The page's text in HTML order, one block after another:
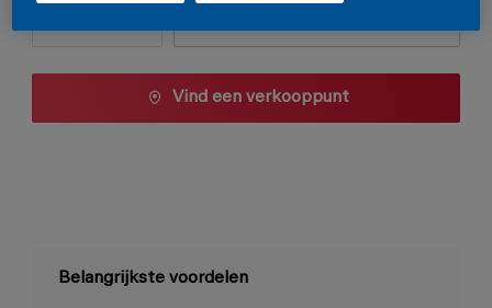
Vind een verkooppunt
Belangrijkste voordelen